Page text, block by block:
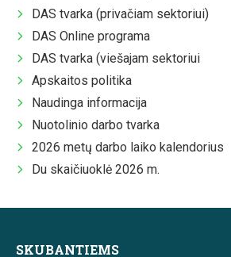
DAS tvarka (privačiam sektoriui)
DAS Online programa
DAS tvarka (viešajam sektoriui
Apskaitos politika
Naudinga informacija
Nuotolinio darbo tvarka
2026 metų darbo laiko kalendorius
Du skaičiuoklė 2026 m.
SKUBANTIEMS